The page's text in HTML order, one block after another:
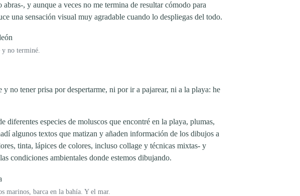
, y aunque a veces no me termina de resultar cómodo para
una sensación visual muy agradable cuando lo despliegas del todo.
y no terminé.
no tener prisa por despertarme, ni por ir a pajarear, ni a la playa: he
diferentes especies de moluscos que encontré en la playa, plumas,
algunos textos que matizan y añaden información de los dibujos a
tinta, lápices de colores, incluso collage y técnicas mixtas- y
condiciones ambientales donde estemos dibujando.
marinos, barca en la bahía. Y el mar.